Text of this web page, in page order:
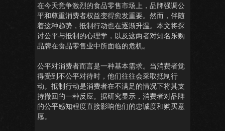
在今天竞争激烈的食品零售市场上，品牌强调公
平和尊重消费者权益变得愈发重要。然而，伴随
着这种趋势，抵制行动也在逐渐升温。本文将探
讨公平与抵制的心理学，以及这两者对知名乐购
品牌在食品零售业中所面临的危机。
公平对消费者而言是一种基本需求。当消费者觉
得受到不公平对待时，他们往往会采取抵制行
动。抵制行动是消费者在不满足的情况下将其支
持撤回的一种反应。据研究显示，消费者对品牌
的公平感知程度直接影响他们的忠诚度和购买意
愿。